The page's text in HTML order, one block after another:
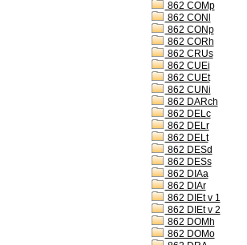
862 COMp
862 CONl
862 CONp
862 CORh
862 CRUs
862 CUEi
862 CUEt
862 CUNi
862 DARch
862 DELc
862 DELr
862 DELt
862 DESd
862 DESs
862 DIAa
862 DIAr
862 DIEt v 1
862 DIEt v 2
862 DOMh
862 DOMo